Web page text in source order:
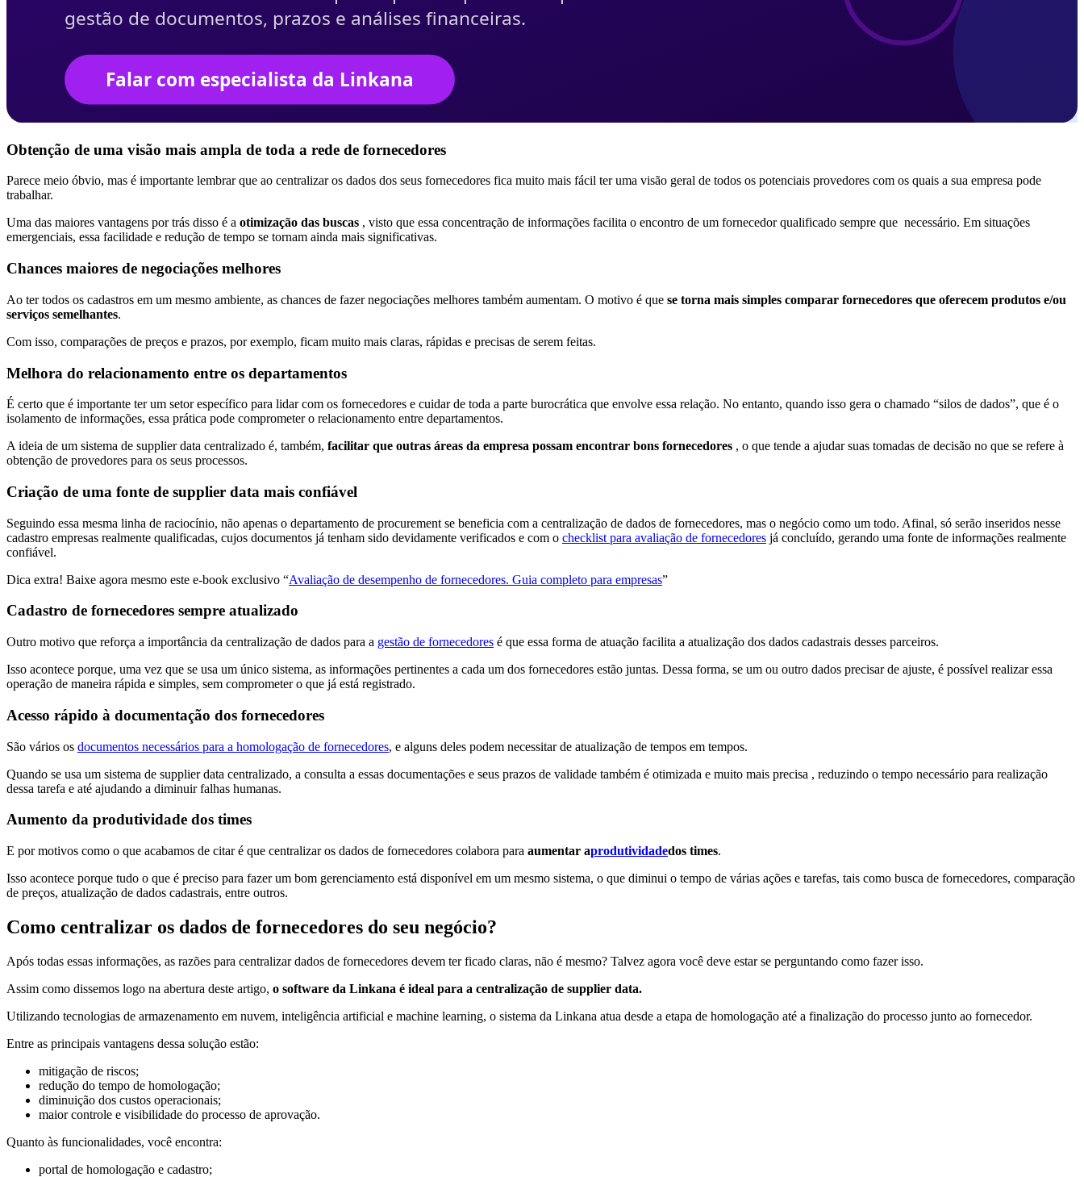
Obtenção de uma visão mais ampla de toda a rede de fornecedores
Parece meio óbvio, mas é importante lembrar que ao centralizar os dados dos seus fornecedores fica muito mais fácil ter uma visão geral de todos os potenciais provedores com os quais a sua empresa pode
trabalhar.
Uma das maiores vantagens por trás disso é a otimização das buscas , visto que essa concentração de informações facilita o encontro de um fornecedor qualificado sempre que necessário. Em situações
emergenciais, essa facilidade e redução de tempo se tornam ainda mais significativas.
Chances maiores de negociações melhores
Ao ter todos os cadastros em um mesmo ambiente, as chances de fazer negociações melhores também aumentam. O motivo é que se torna mais simples comparar fornecedores que oferecem produtos e/ou
serviços semelhantes.
Com isso, comparações de preços e prazos, por exemplo, ficam muito mais claras, rápidas e precisas de serem feitas.
Melhora do relacionamento entre os departamentos
É certo que é importante ter um setor específico para lidar com os fornecedores e cuidar de toda a parte burocrática que envolve essa relação. No entanto, quando isso gera o chamado “silos de dados”, que é o
isolamento de informações, essa prática pode comprometer o relacionamento entre departamentos.
A ideia de um sistema de supplier data centralizado é, também, facilitar que outras áreas da empresa possam encontrar bons fornecedores , o que tende a ajudar suas tomadas de decisão no que se refere à
obtenção de provedores para os seus processos.
Criação de uma fonte de supplier data mais confiável
Seguindo essa mesma linha de raciocínio, não apenas o departamento de procurement se beneficia com a centralização de dados de fornecedores, mas o negócio como um todo. Afinal, só serão inseridos nesse
cadastro empresas realmente qualificadas, cujos documentos já tenham sido devidamente verificados e com o checklist para avaliação de fornecedores já concluído, gerando uma fonte de informações realmente
confiável.
Dica extra! Baixe agora mesmo este e-book exclusivo “Avaliação de desempenho de fornecedores. Guia completo para empresas”
Cadastro de fornecedores sempre atualizado
Outro motivo que reforça a importância da centralização de dados para a gestão de fornecedores é que essa forma de atuação facilita a atualização dos dados cadastrais desses parceiros.
Isso acontece porque, uma vez que se usa um único sistema, as informações pertinentes a cada um dos fornecedores estão juntas. Dessa forma, se um ou outro dados precisar de ajuste, é possível realizar essa
operação de maneira rápida e simples, sem comprometer o que já está registrado.
Acesso rápido à documentação dos fornecedores
São vários os documentos necessários para a homologação de fornecedores, e alguns deles podem necessitar de atualização de tempos em tempos.
Quando se usa um sistema de supplier data centralizado, a consulta a essas documentações e seus prazos de validade também é otimizada e muito mais precisa , reduzindo o tempo necessário para realização
dessa tarefa e até ajudando a diminuir falhas humanas.
Aumento da produtividade dos times
E por motivos como o que acabamos de citar é que centralizar os dados de fornecedores colabora para aumentar aprodutividadedos times.
Isso acontece porque tudo o que é preciso para fazer um bom gerenciamento está disponível em um mesmo sistema, o que diminui o tempo de várias ações e tarefas, tais como busca de fornecedores, comparação
de preços, atualização de dados cadastrais, entre outros.
Como centralizar os dados de fornecedores do seu negócio?
Após todas essas informações, as razões para centralizar dados de fornecedores devem ter ficado claras, não é mesmo? Talvez agora você deve estar se perguntando como fazer isso.
Assim como dissemos logo na abertura deste artigo, o software da Linkana é ideal para a centralização de supplier data.
Utilizando tecnologias de armazenamento em nuvem, inteligência artificial e machine learning, o sistema da Linkana atua desde a etapa de homologação até a finalização do processo junto ao fornecedor.
Entre as principais vantagens dessa solução estão:
mitigação de riscos;
redução do tempo de homologação;
diminuição dos custos operacionais;
maior controle e visibilidade do processo de aprovação.
Quanto às funcionalidades, você encontra:
portal de homologação e cadastro;